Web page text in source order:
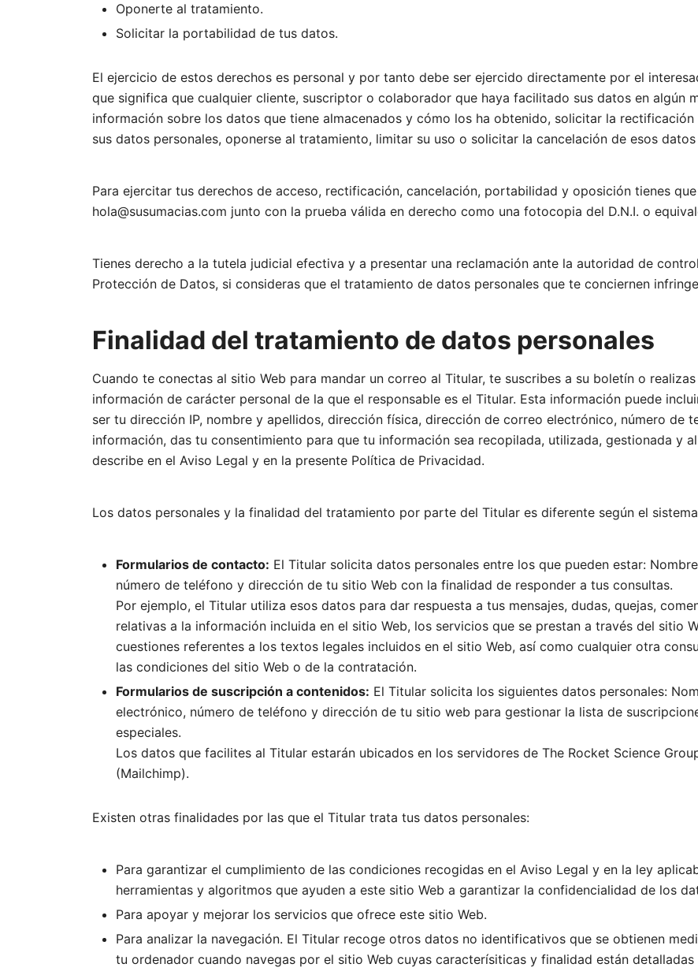
Oponerte al tratamiento.
Solicitar la portabilidad de tus datos.
El ejercicio de estos derechos es personal y por tanto debe ser ejercido directamente por el
que significa que cualquier cliente, suscriptor o colaborador que haya facilitado sus datos en algún
información sobre los datos que tiene almacenados y cómo los ha obtenido, solicitar la
sus datos personales, oponerse al tratamiento, limitar su uso o solicitar la cancelación de esos
Para ejercitar tus derechos de acceso, rectificación, cancelación, portabilidad y oposición tienes
hola@susumacias.com junto con la prueba válida en derecho como una fotocopia del D.N.I. o
Tienes derecho a la tutela judicial efectiva y a presentar una reclamación ante la autoridad de
Protección de Datos, si consideras que el tratamiento de datos personales que te conciernen
Finalidad del tratamiento de datos personales
Cuando te conectas al sitio Web para mandar un correo al Titular, te suscribes a su boletín o
información de carácter personal de la que el responsable es el Titular. Esta información puede
ser tu dirección IP, nombre y apellidos, dirección física, dirección de correo electrónico, número de
información, das tu consentimiento para que tu información sea recopilada, utilizada, gestionada y
describe en el Aviso Legal y en la presente Política de Privacidad.
Los datos personales y la finalidad del tratamiento por parte del Titular es diferente según el
Formularios de contacto: El Titular solicita datos personales entre los que pueden estar:
número de teléfono y dirección de tu sitio Web con la finalidad de responder a tus consultas.
Por ejemplo, el Titular utiliza esos datos para dar respuesta a tus mensajes, dudas, quejas,
relativas a la información incluida en el sitio Web, los servicios que se prestan a través del sitio
cuestiones referentes a los textos legales incluidos en el sitio Web, así como cualquier otra
las condiciones del sitio Web o de la contratación.
Formularios de suscripción a contenidos: El Titular solicita los siguientes datos personales:
electrónico, número de teléfono y dirección de tu sitio web para gestionar la lista de
especiales.
Los datos que facilites al Titular estarán ubicados en los servidores de The Rocket Science
(Mailchimp).
Existen otras finalidades por las que el Titular trata tus datos personales:
Para garantizar el cumplimiento de las condiciones recogidas en el Aviso Legal y en la ley
herramientas y algoritmos que ayuden a este sitio Web a garantizar la confidencialidad de los
Para apoyar y mejorar los servicios que ofrece este sitio Web.
Para analizar la navegación. El Titular recoge otros datos no identificativos que se obtienen
tu ordenador cuando navegas por el sitio Web cuyas caracterísiticas y finalidad están